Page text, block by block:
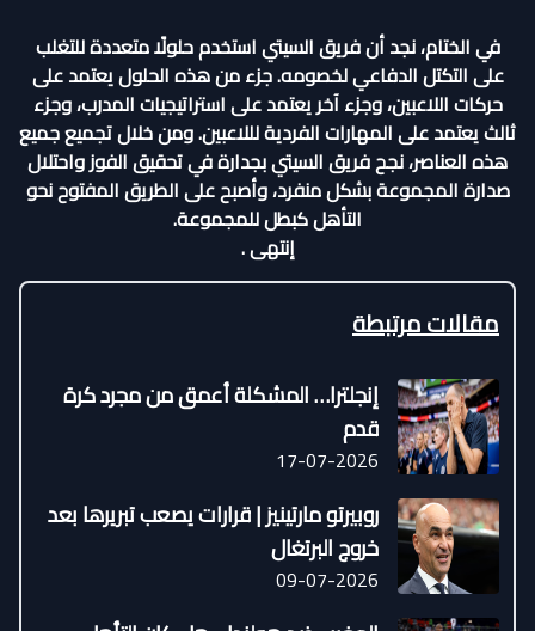
في الختام، نجد أن فريق السيتي استخدم حلولًا متعددة للتغلب
على التكتل الدفاعي لخصومه. جزء من هذه الحلول يعتمد على
حركات اللاعبين، وجزء آخر يعتمد على استراتيجيات المدرب، وجزء
ثالث يعتمد على المهارات الفردية لللاعبين. ومن خلال تجميع جميع
هذه العناصر، نجح فريق السيتي بجدارة في تحقيق الفوز واحتلال
صدارة المجموعة بشكل منفرد، وأصبح على الطريق المفتوح نحو
التأهل كبطل للمجموعة.
إنتهى .
مقالات مرتبطة
إنجلترا… المشكلة أعمق من مجرد كرة
قدم
17-07-2026
روبيرتو مارتينيز | قرارات يصعب تبريرها بعد
خروج البرتغال
09-07-2026